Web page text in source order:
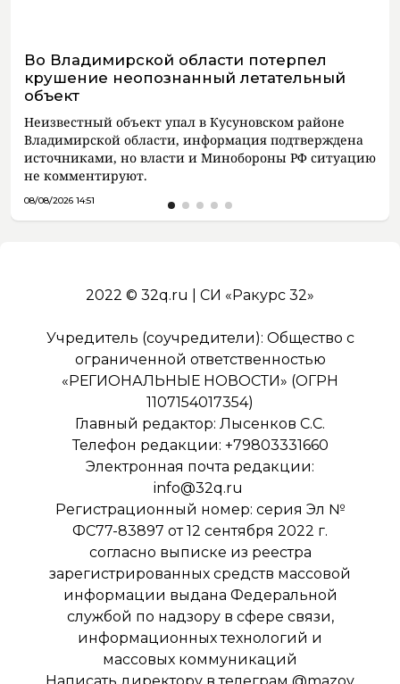
Во Владимирской области потерпел
крушение неопознанный летательный
объект
Неизвестный объект упал в Кусуновском районе
Владимирской области, информация подтверждена
источниками, но власти и Минобороны РФ ситуацию
не комментируют.
08/08/2026 14:51
2022 © 32q.ru | СИ «Ракурс 32»
Учредитель (соучредители): Общество с
ограниченной ответственностью
«РЕГИОНАЛЬНЫЕ НОВОСТИ» (ОГРН
1107154017354)
Главный редактор: Лысенков С.С.
Телефон редакции: +79803331660
Электронная почта редакции:
info@32q.ru
Регистрационный номер: серия Эл №
ФС77-83897 от 12 сентября 2022 г.
согласно выписке из реестра
зарегистрированных средств массовой
информации выдана Федеральной
службой по надзору в сфере связи,
информационных технологий и
массовых коммуникаций